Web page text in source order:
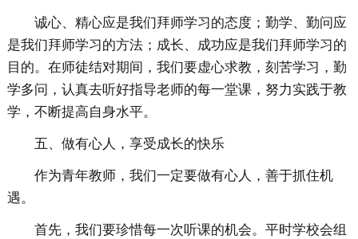
诚心、精心应是我们拜师学习的态度；勤学、勤问应
是我们拜师学习的方法；成长、成功应是我们拜师学习的
目的。在师徒结对期间，我们要虚心求教，刻苦学习，勤
学多问，认真去听好指导老师的每一堂课，努力实践于教
学，不断提高自身水平。
五、做有心人，享受成长的快乐
作为青年教师，我们一定要做有心人，善于抓住机
遇。
首先，我们要珍惜每一次听课的机会。平时学校会组